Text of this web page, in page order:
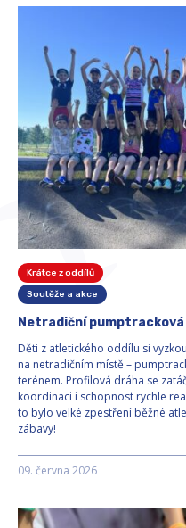
Krátce z oddílů
Soutěže a akce
Netradiční pumptracková
Děti z atletického oddílu si
na netradičním místě –
terénem. Profilová dráha se
koordinaci i schopnost rychle
to bylo velké zpestření běžné
zábavy!
09. června 2026